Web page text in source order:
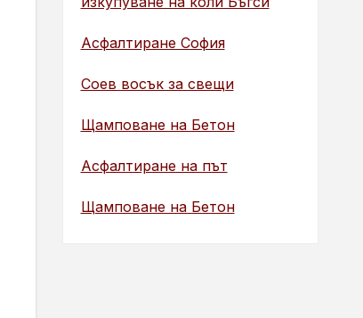
Асфалтиране София
Соев восък за свещи
Щамповане на Бетон
Асфалтиране на път
Щамповане на Бетон